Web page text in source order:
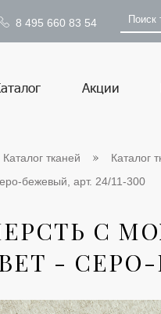
8 495 660 83 54
Акции
Каталог тканей
Каталог
бежевый, арт. 24/11-300
С
- СЕРО-